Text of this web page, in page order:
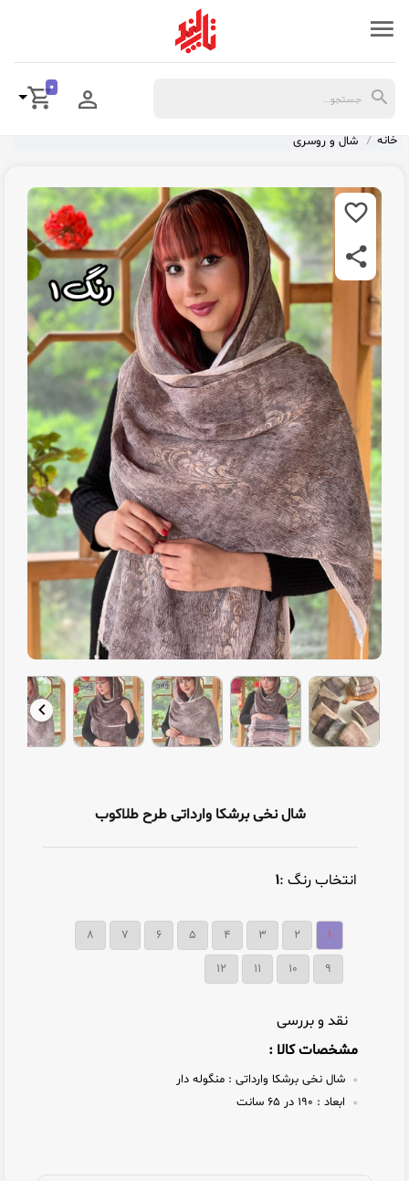
0
خانه شال و روسری
شال نخی برشکا وارداتی طرح طلاکوب
انتخاب رنگ :۱
۱ ۲ ۳ ۴ ۵ ۶ ۷ ۸
9
10
11
12
نقد و بررسی
مشخصات کالا :
شال نخی برشکا وارداتی : منگوله دار
ابعاد :